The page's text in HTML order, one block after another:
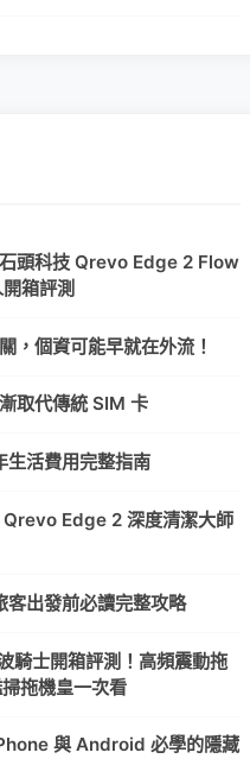
頭科技 Qrevo Edge 2 Flow
箱評測
，個資可能早就在外流！
取代傳統 SIM 卡
活費用完整指南
Edge 2 深度清潔大師
出發前必讀完整攻略
騎士開箱評測！高頻震動拖
拖機皇一次看
與 Android 必學的隱藏